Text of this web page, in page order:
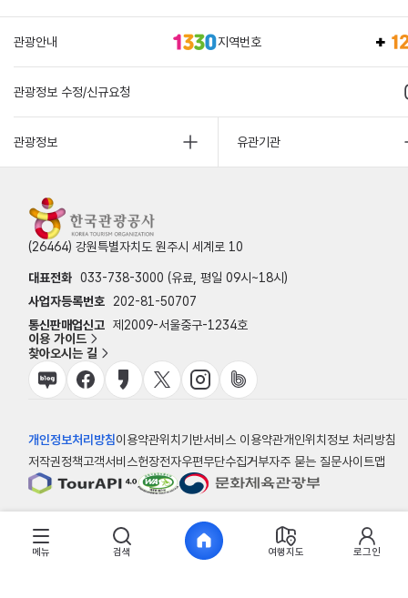
관광안내 지역번호
관광정보 수정/신규요청
관광정보 유관기관
(26464) 강원특별자치도 원주시 세계로 10
대표전화 033-738-3000 (유료, 평일 09시~18시)
사업자등록번호
202-81-50707
통신판매업신고 제2009-서울중구-1234호
이용 가이드
찾아오시는 길
개인정보처리방침이용약관위치기반서비스 이용약관개인위치정보 처리방침
저작권정책고객서비스헌장전자우편무단수집거부자주 묻는 질문사이트맵
메뉴 검색 여행지도 로그인